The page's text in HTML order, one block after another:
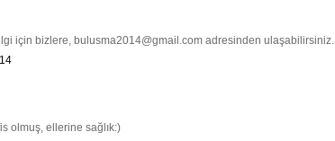
için bizlere, bulusma2014@gmail.com adresinden ulaşabilirsiniz.
olmuş, ellerine sağlık:)